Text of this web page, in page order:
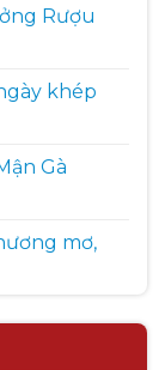
Rượu
khép
Gà
mơ,